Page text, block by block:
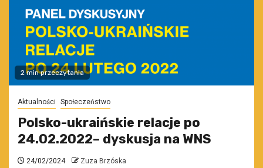
2 min przeczytania
Aktualności Społeczeństwo
Polsko-ukraińskie relacje po
24.02.2022– dyskusja na WNS
24/02/2024 Zuza Brzóska